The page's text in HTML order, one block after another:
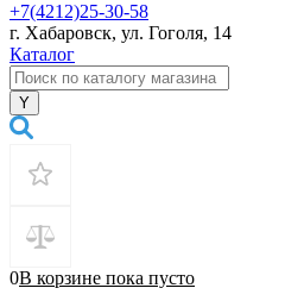
+7(4212)25-30-58
г. Хабаровск, ул. Гоголя, 14
Каталог
0В корзине пока пусто